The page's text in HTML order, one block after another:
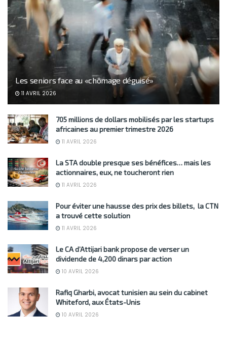
Les seniors face au «chômage déguisé»
11 AVRIL 2026
705 millions de dollars mobilisés par les startups
africaines au premier trimestre 2026
11 AVRIL 2026
La STA double presque ses bénéfices… mais les
actionnaires, eux, ne toucheront rien
11 AVRIL 2026
Pour éviter une hausse des prix des billets, la CTN
a trouvé cette solution
11 AVRIL 2026
Le CA d’Attijari bank propose de verser un
dividende de 4,200 dinars par action
10 AVRIL 2026
Rafiq Gharbi, avocat tunisien au sein du cabinet
Whiteford, aux États-Unis
10 AVRIL 2026